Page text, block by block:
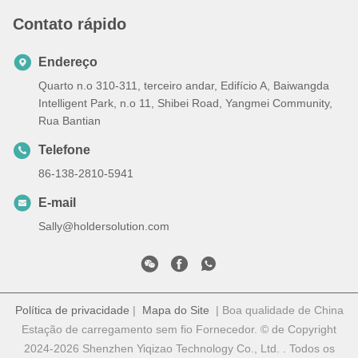
Contato rápido
Endereço
Quarto n.o 310-311, terceiro andar, Edifício A, Baiwangda
Intelligent Park, n.o 11, Shibei Road, Yangmei Community,
Rua Bantian
Telefone
86-138-2810-5941
E-mail
Sally@holdersolution.com
Política de privacidade | Mapa do Site | Boa qualidade de China
Estação de carregamento sem fio Fornecedor. © de Copyright
2024-2026 Shenzhen Yiqizao Technology Co., Ltd. . Todos os